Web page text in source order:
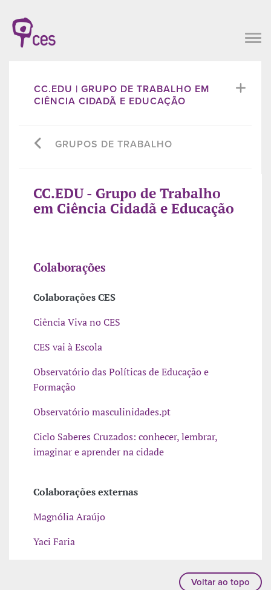
CC.EDU | GRUPO DE TRABALHO EM
CIÊNCIA CIDADÃ E EDUCAÇÃO
GRUPOS DE TRABALHO
CC.EDU - Grupo de Trabalho
em Ciência Cidadã e Educação
Colaborações
Colaborações CES
Ciência Viva no CES
CES vai à Escola
Observatório das Políticas de Educação e
Formação
Observatório masculinidades.pt
Ciclo Saberes Cruzados: conhecer, lembrar,
imaginar e aprender na cidade
Colaborações externas
Magnólia Araújo
Yaci Faria
Voltar ao topo